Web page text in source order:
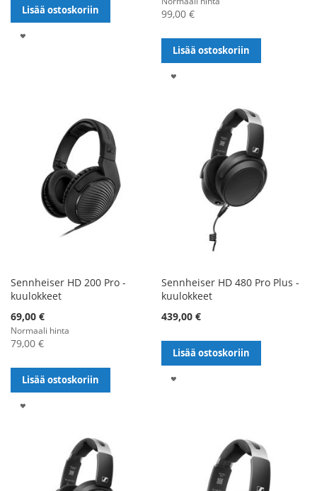
Lisää ostoskoriin 99,00 €
Lisää ostoskoriin
Sennheiser HD 200 Pro -
kuulokkeet
Alennushinta
69,00 €
Normaali hinta
79,00 €
Lisää ostoskoriin
Sennheiser HD 480 Pro Plus -
kuulokkeet
439,00 €
Lisää ostoskoriin